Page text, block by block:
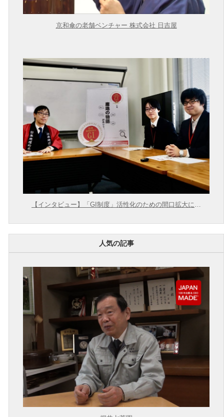
京和傘の老舗ベンチャー 株式会社 日吉屋
【インタビュー】「GI制度」活性化のための間口拡大に向
人気の記事